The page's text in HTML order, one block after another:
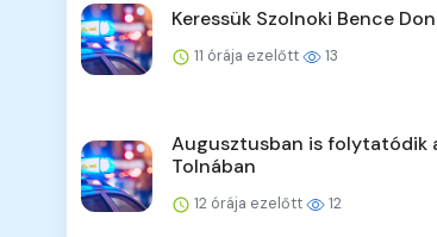
Keressük Szolnoki Bence
11 órája ezelőtt 13
Augusztusban is folytatódik
Tolnában
12 órája ezelőtt 12